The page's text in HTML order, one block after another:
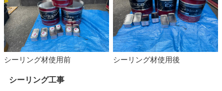
シーリング材使用前 シーリング材使用後
シーリング工事